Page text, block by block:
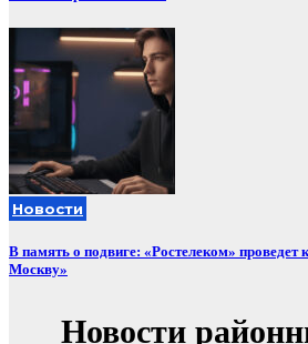
Новости
В память о подвиге: «Ростелеком» проведет
Москву»